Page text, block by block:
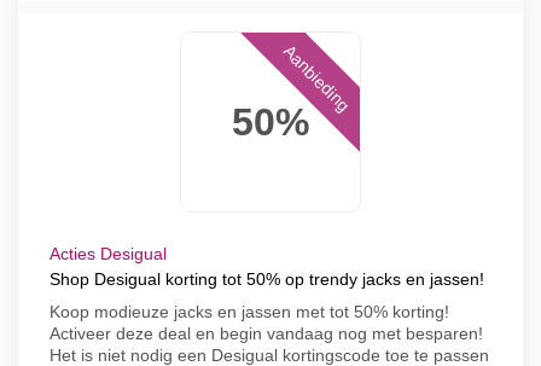
50%
Aanbieding
Acties Desigual
Shop Desigual korting tot 50% op trendy jacks en jassen!
Koop modieuze jacks en jassen met tot 50% korting!
Activeer deze deal en begin vandaag nog met besparen!
Het is niet nodig een Desigual kortingscode toe te passen